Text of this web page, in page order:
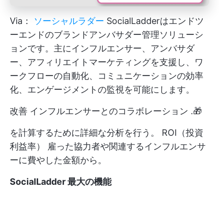
Via： ソーシャルラダー SocialLadderはエンドツ
ーエンドのブランドアンバサダー管理ソリューシ
ョンです。主にインフルエンサー、アンバサダ
ー、アフィリエイトマーケティングを支援し、ワ
ークフローの自動化、コミュニケーションの効率
化、エンゲージメントの監視を可能にします。
改善 インフルエンサーとのコラボレーション .🎁
を計算するために詳細な分析を行う。 ROI（投資
利益率）
雇った協力者や関連するインフルエンサ
ーに費やした金額から。
SocialLadder 最大の機能